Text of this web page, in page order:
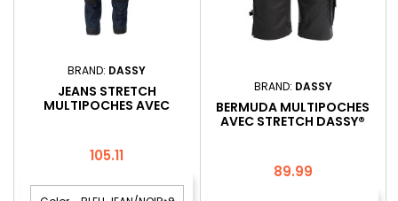
BRAND: DASSY
JEANS STRETCH
MULTIPOCHES AVEC
Price
105.11
BRAND: DASSY
BERMUDA MULTIPOCHES
AVEC STRETCH DASSY®
Price
89.99